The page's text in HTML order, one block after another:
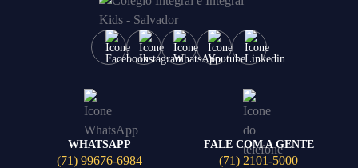
WHATSAPP
(71) 99676-6984
FALE COM A GENTE
(71) 2101-5000